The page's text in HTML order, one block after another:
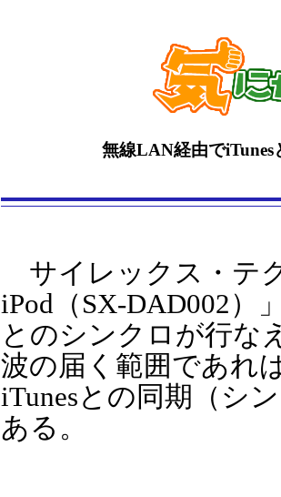
無線LAN経由でiTunes
サイレックス・テ
iPod（SX-DAD002）
とのシンクロが行な
波の届く範囲であれ
iTunesとの同期（シ
ある。